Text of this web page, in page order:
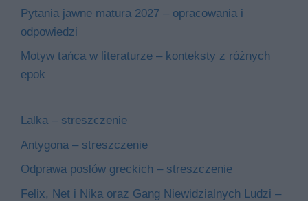
Pytania jawne matura 2027 – opracowania i
odpowiedzi
Motyw tańca w literaturze – konteksty z różnych
epok
Lalka – streszczenie
Antygona – streszczenie
Odprawa posłów greckich – streszczenie
Felix, Net i Nika oraz Gang Niewidzialnych Ludzi –